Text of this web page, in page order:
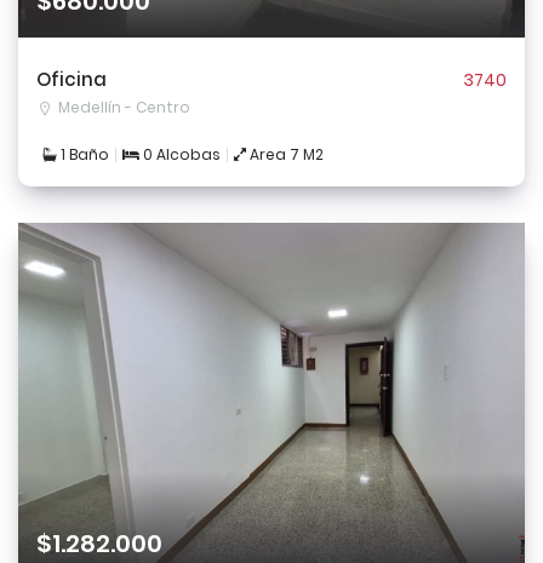
Oficina 3740
Medellín - Centro
1 Baño 0 Alcobas Area 7 M2
$1.282.000